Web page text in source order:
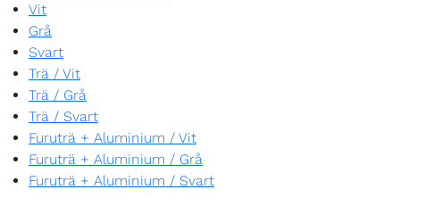
Vit
Grå
Svart
Trä / Vit
Trä / Grå
Trä / Svart
Furuträ + Aluminium / Vit
Furuträ + Aluminium / Grå
Furuträ + Aluminium / Svart